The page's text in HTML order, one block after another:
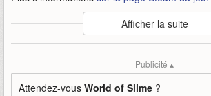
Auteur
TEAM42
: Andy
of slime team42
Afficher la suite
Publicité ▴
Attendez-vous World of Slime ?